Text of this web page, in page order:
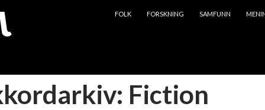
FOLK
FORSKNING SAMFUNN
Fiction